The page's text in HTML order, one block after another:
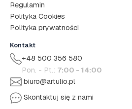
Regulamin
Polityka Cookies
Polityka prywatności
Kontakt
+48 500 356 580
Pon. - Pt.: 7:00 - 14:00
biuro@artulio.pl
Skontaktuj się z nami